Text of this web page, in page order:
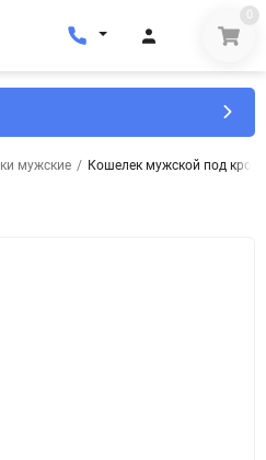
0
мужские / Кошелек мужской под